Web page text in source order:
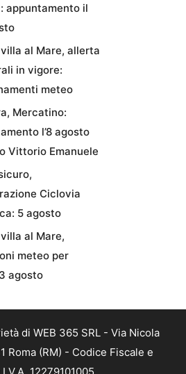
appuntamento il
al Mare, allerta
in vigore:
meteo
Mercatino:
l’8 agosto
Vittorio Emanuele
Ciclovia
5 agosto
al Mare,
meteo per
agosto
di WEB 365 SRL - Via Nicola
Roma (RM) - Codice Fiscale e